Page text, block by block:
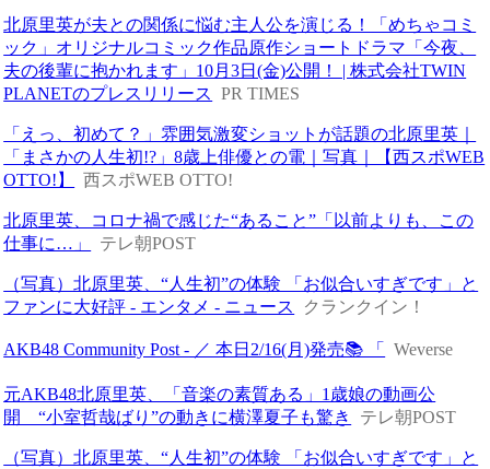
北原里英が夫との関係に悩む主人公を演じる！「めちゃコミ
ック」オリジナルコミック作品原作ショートドラマ「今夜、
夫の後輩に抱かれます」10月3日(金)公開！ | 株式会社TWIN
PLANETのプレスリリース PR TIMES
「えっ、初めて？」雰囲気激変ショットが話題の北原里英｜
「まさかの人生初!?」8歳上俳優との電｜写真｜【西スポWEB
OTTO!】
西スポWEB OTTO!
北原里英、コロナ禍で感じた“あること”「以前よりも、この
仕事に…」
テレ朝POST
（写真）北原里英、“人生初”の体験 「お似合いすぎです」と
ファンに大好評 - エンタメ - ニュース
クランクイン！
AKB48 Community Post - ／ 本日2/16(月)発売📚 「 Weverse
元AKB48北原里英、「音楽の素質ある」1歳娘の動画公
開 “小室哲哉ばり”の動きに横澤夏子も驚き
テレ朝POST
（写真）北原里英、“人生初”の体験 「お似合いすぎです」と